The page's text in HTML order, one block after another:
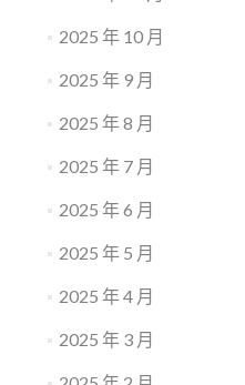
2025 年 10 月
2025 年 9 月
2025 年 8 月
2025 年 7 月
2025 年 6 月
2025 年 5 月
2025 年 4 月
2025 年 3 月